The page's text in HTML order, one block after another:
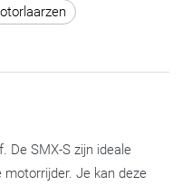
De SMX-S zijn ideale
Je kan deze